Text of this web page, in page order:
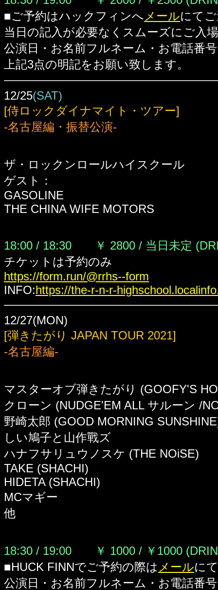
■ご予約はハックフィンへ メールにて
当日の記入が必要なくスムーズにご入
公演日・お名前フルネーム・お電話番号
上記3点の明記をお願い致します。
12/25(SAT)
[侍ロックダイナマイト・ツアー]
-名古屋編・振替公演-
ザ・ロックンロールハイスクール
ゲスト：
GASOLINE
THE CHINA WIFE MOTORS
18:00 / 18:30 ￥ 2800 / 当日未定
チケットは予約のみ
https://form.run/@rrhs--form
INFO:https://the-r-n-r-
12/27(MON)
[弾きたがり JAPAN TOUR 2021]
-名古屋編-
マスターオブ弾きたがり (GOOFY'S
クローン (NUDGE'EM ALL サルーン /
野崎太郎 (GOOD MORNING
しい鳩子と山作戰ズ
ハナフサリュウノスケ (THE NOiSE)
TAKE (SHACHI)
HIDETA (SHACHI)
MCマギー
他
18:30 / 19:00 ￥ 1000 / ￥1000
■HUCK FINNでご予約の際は メールに
公演日・お名前フルネーム・お電話番号